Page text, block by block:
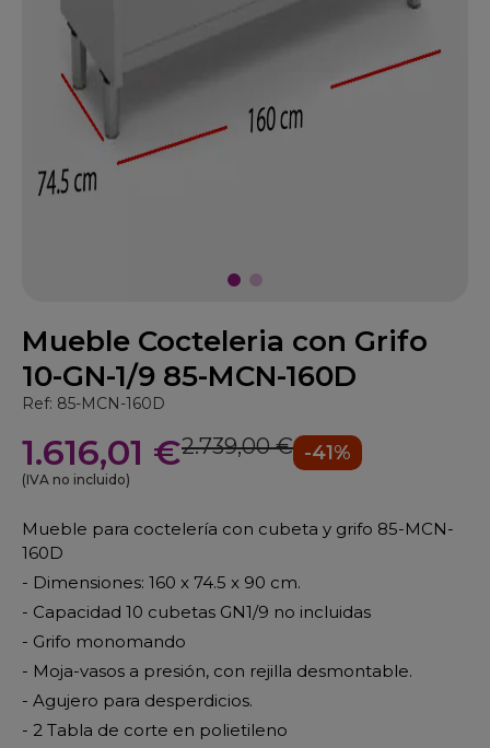
Mueble Cocteleria con Grifo
10-GN-1/9 85-MCN-160D
Ref: 85-MCN-160D
1.616,01 €2.739,00 € -41%
(IVA no incluido)
Mueble para coctelería con cubeta y grifo 85-MCN-
160D
- Dimensiones: 160 x 74.5 x 90 cm.
- Capacidad 10 cubetas GN1/9 no incluidas
- Grifo monomando
- Moja-vasos a presión, con rejilla desmontable.
- Agujero para desperdicios.
- 2 Tabla de corte en polietileno